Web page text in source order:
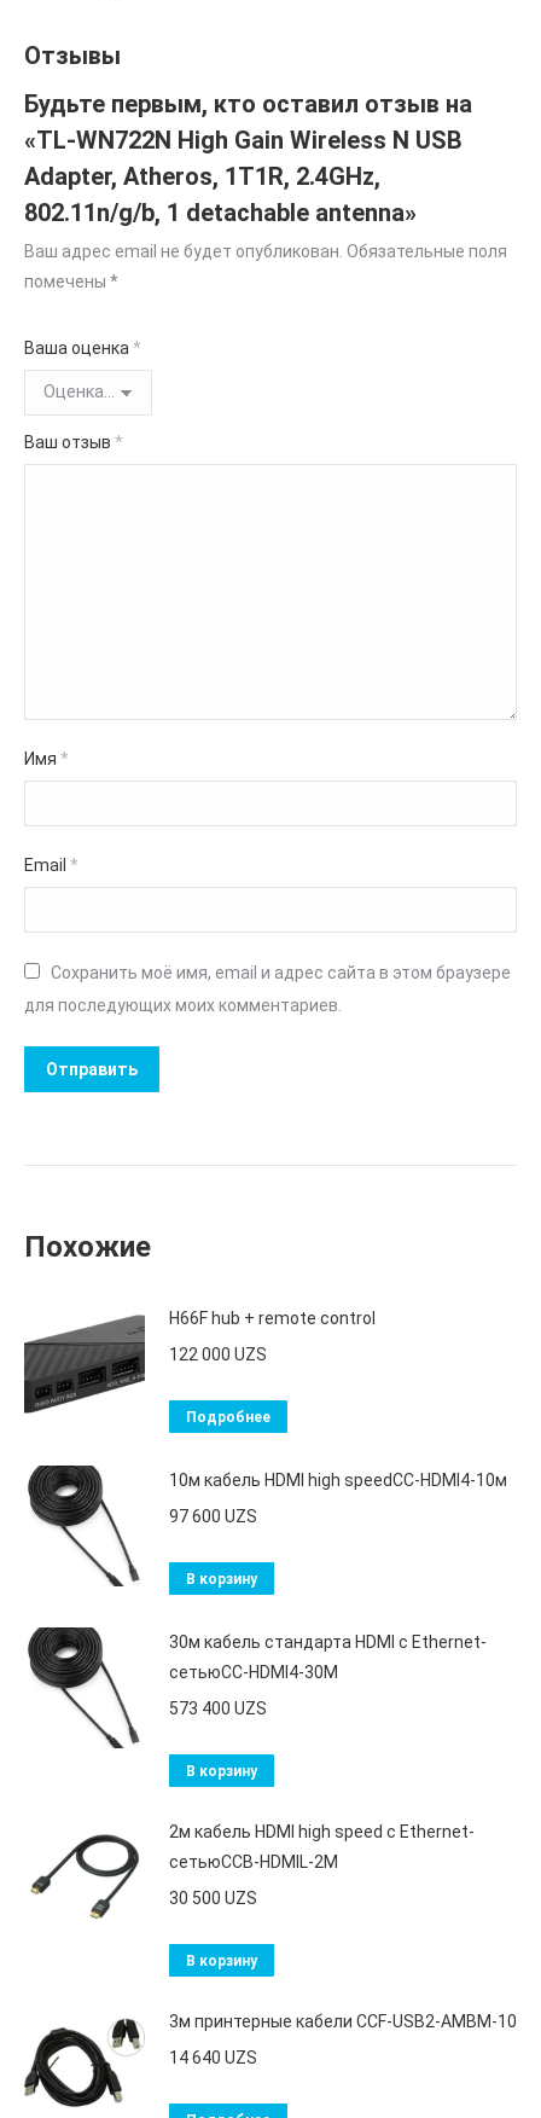
Отзывы
Будьте первым, кто оставил отзыв на
«TL-WN722N High Gain Wireless N USB
Adapter, Atheros, 1T1R, 2.4GHz,
802.11n/g/b, 1 detachable antenna»
Ваш адрес email не будет опубликован. Обязательные поля
помечены *
Ваша оценка *
Ваш отзыв *
Имя *
Email *
Сохранить моё имя, email и адрес сайта в этом браузере
для последующих моих комментариев.
Похожие
H66F hub + remote control
122 000 UZS
Подробнее
10м кабель HDMI high speedCC-HDMI4-10м
97 600 UZS
В корзину
30м кабель стандарта HDMI c Ethernet-
сетьюCC-HDMI4-30M
573 400 UZS
В корзину
2м кабель HDMI high speed c Ethernet-
сетьюCCB-HDMIL-2M
30 500 UZS
В корзину
3м принтерные кабели CCF-USB2-AMBM-10
14 640 UZS